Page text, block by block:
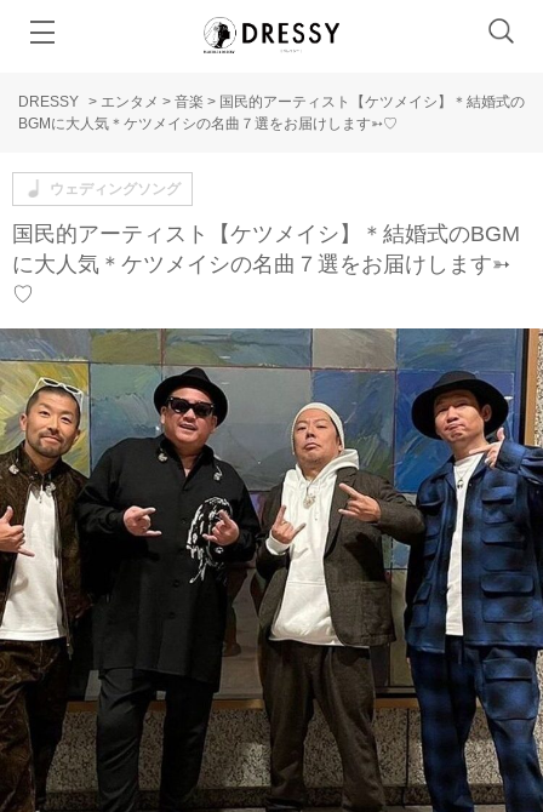
DRESSY > エンタメ > 音楽 > 国民的アーティスト【ケツメイシ】＊結婚式の
BGMに大人気＊ケツメイシの名曲７選をお届けします➳♡
ウェディングソング
国民的アーティスト【ケツメイシ】＊結婚式のBGM
に大人気＊ケツメイシの名曲７選をお届けします➳
♡